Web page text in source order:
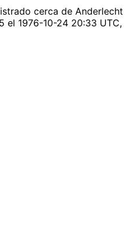
cerca de Anderlecht
el 1976-10-24 20:33 UTC,